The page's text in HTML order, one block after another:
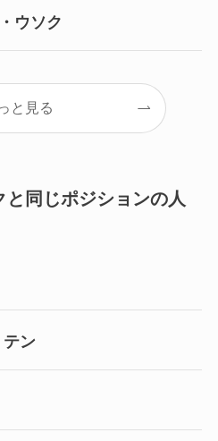
ウソク
と見る
同じポジションの人
ン